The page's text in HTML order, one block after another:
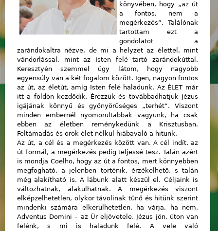
könyvében, hogy „az út
a fontos, nem a
megérkezés”. Találónak
tartottam ezt a
gondolatot a
zarándokaltra nézve, de mi a helyzet az élettel, mint
vándorlással, mint az Isten felé tartó zarándokúttal.
Keresztyén szemmel úgy látom, hogy nagyobb
egyensúly van a két fogalom között. Igen, nagyon fontos
az út, az életút, amíg Isten felé haladunk. Az ÉLET már
itt a földön kezdődik. Érezzük és továbbadhatjuk Jézus
igájának könnyű és gyönyörűséges „terhét”. Viszont
minden embernél nyomorultabbak vagyunk, ha csak
ebben az életben reménykedünk a Krisztusban.
Feltámadás és örök élet nélkül hiábavaló a hitünk.
Az út, a cél és a megérkezés között van. A cél indít, az
út formál, a megérkezés pedig teljessé tesz. Talán azért
is mondja Coelho, hogy az út a fontos, mert könnyebben
megfogható, a jelenben történik, érzékelhető, s talán
még alakítható is. A lábunk alatt készül el. Céljaink is
változhatnak, alakulhatnak. A megérkezés viszont
elképzelhetetlen, olykor távolinak tűnő és hitünk szerint
mindenki számára elkerülhetetlen, ha várja, ha nem.
Adventus Domini – az Úr eljövetele. Jézus jön, úton van
felénk, s mi is haladunk felé. A vele való